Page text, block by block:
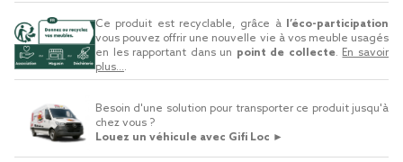
Ce produit est recyclable, grâce à
l’éco-participation
vous pouvez offrir une nouvelle vie à vos meuble usagés
en les rapportant dans un point de collecte. En savoir
plus....
Besoin d'une solution pour transporter ce produit jusqu'à
chez vous ?
Louez un véhicule avec Gifi Loc ►